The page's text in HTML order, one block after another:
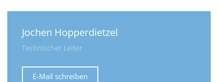
Jochen Hopperdietzel
Technischer Leiter
E-Mail schreiben